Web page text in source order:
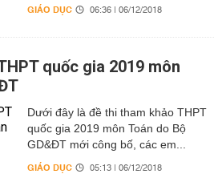
GIÁO DỤC 06:36 | 06/12/2018
quốc gia 2019 môn
Dưới đây là đề thi tham khảo THPT
quốc gia 2019 môn Toán do Bộ
GD&ĐT mới công bố, các em...
GIÁO DỤC 05:13 | 06/12/2018